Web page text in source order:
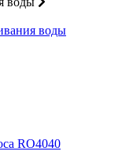
воды
RO4040